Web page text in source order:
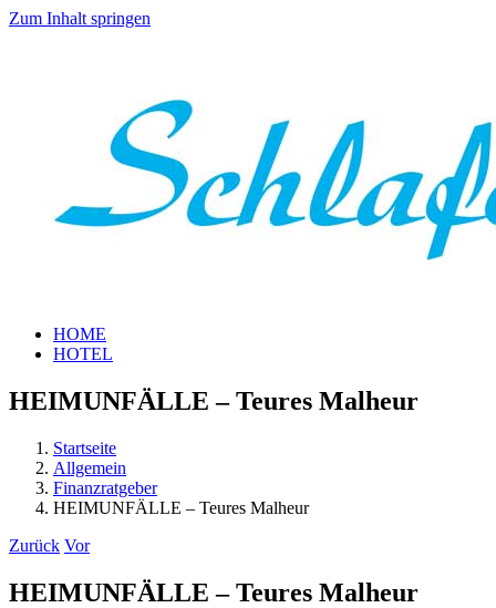
Zum Inhalt springen
HOME
HOTEL
HEIMUNFÄLLE – Teures Malheur
Startseite
Allgemein
Finanzratgeber
HEIMUNFÄLLE – Teures Malheur
Zurück Vor
HEIMUNFÄLLE – Teures Malheur